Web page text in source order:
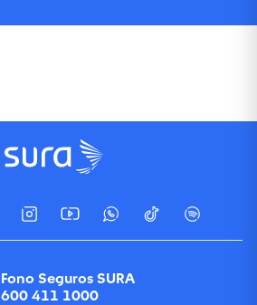
Fono Seguros SURA
600 411 1000